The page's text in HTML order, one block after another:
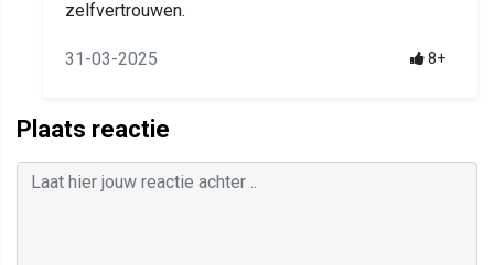
zelfvertrouwen.
31-03-2025 8+
Plaats reactie